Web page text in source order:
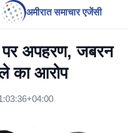
अमीरात समाचार एजेंसी
पर अपहरण, जबरन
का आरोप